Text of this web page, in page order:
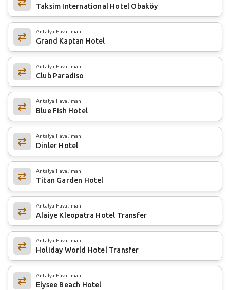
Taksim International Hotel Obaköy
Antalya Havalimanı
Grand Kaptan Hotel
Antalya Havalimanı
Club Paradiso
Antalya Havalimanı
Blue Fish Hotel
Antalya Havalimanı
Dinler Hotel
Antalya Havalimanı
Titan Garden Hotel
Antalya Havalimanı
Alaiye Kleopatra Hotel Transfer
Antalya Havalimanı
Holiday World Hotel Transfer
Antalya Havalimanı
Elysee Beach Hotel